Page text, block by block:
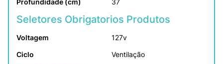
Seletores Obrigatorios Produtos
Voltagem
127v
Ciclo
Ventilação